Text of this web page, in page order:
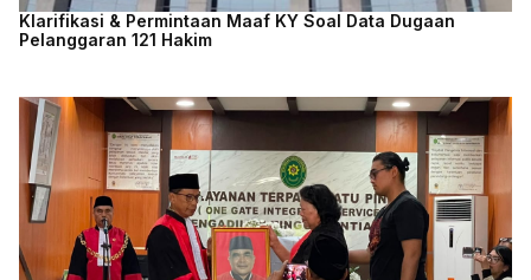
Klarifikasi & Permintaan Maaf KY Soal Data Dugaan
Pelanggaran 121 Hakim